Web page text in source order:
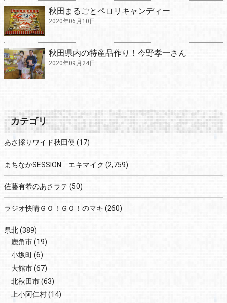
秋田まるごとペロリキャンディー
2020年06月10日
秋田県内の特産品作り！今野孝一さん
2020年09月24日
カテゴリ
あさ採りワイド秋田便 (17)
まちなかSESSION エキマイク (2,759)
佐藤有希のあさラテ (50)
ラジオ快晴ＧＯ！ＧＯ！のマキ (260)
県北(389)
鹿角市(19)
小坂町(6)
大館市(67)
北秋田市(63)
上小阿仁村(14)